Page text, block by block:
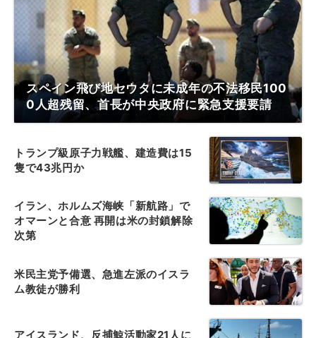
スペイン飛び地セウタに未成年の不法移民100
0人超残留、首長が中央政府に緊急支援要請
トランプ級原子力戦艦、建造費は15
隻で43兆円か
イラン、ホルムズ海峡「新航路」で
オマーンと合意 再開は米の封鎖解除
次第
米民主党予備選、急進左派のイスラ
ム教徒が勝利
アイスランド、反捕鯨活動家21人に